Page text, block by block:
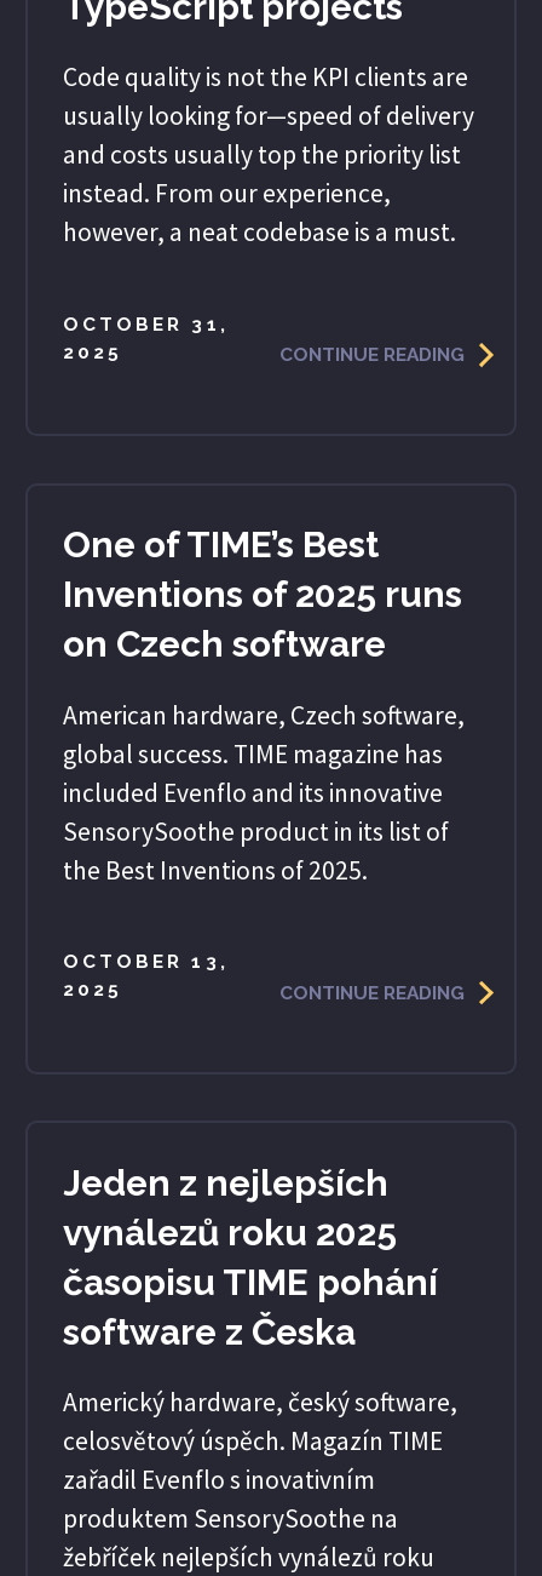
Code quality is not the KPI clients are
usually looking for—speed of delivery
and costs usually top the priority list
instead. From our experience,
however, a neat codebase is a must.
OCTOBER 31,
2025
CONTINUE READING
One of TIME’s Best
Inventions of 2025 runs
on Czech software
American hardware, Czech software,
global success. TIME magazine has
included Evenflo and its innovative
SensorySoothe product in its list of
the Best Inventions of 2025.
OCTOBER 13,
2025
CONTINUE READING
Jeden z nejlepších
vynálezů roku 2025
časopisu TIME pohání
software z Česka
Americký hardware, český software,
celosvětový úspěch. Magazín TIME
zařadil Evenflo s inovativním
produktem SensorySoothe na
žebříček nejlepších vynálezů roku